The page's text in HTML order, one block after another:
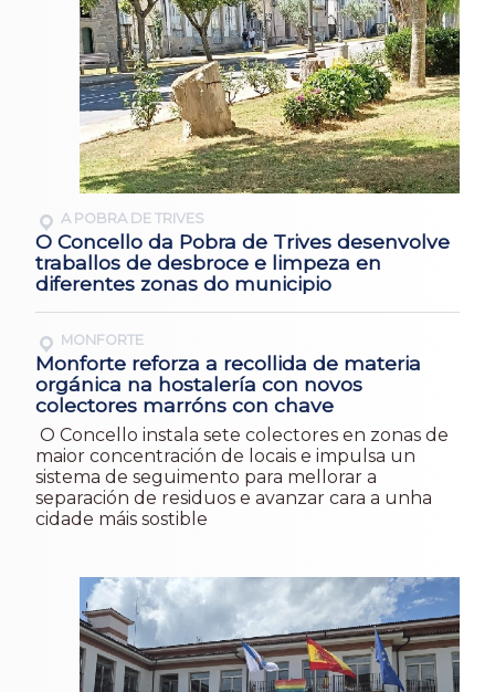
A POBRA DE TRIVES
O Concello da Pobra de Trives desenvolve
traballos de desbroce e limpeza en
diferentes zonas do municipio
MONFORTE
Monforte reforza a recollida de materia
orgánica na hostalería con novos
colectores marróns con chave
O Concello instala sete colectores en zonas de
maior concentración de locais e impulsa un
sistema de seguimento para mellorar a
separación de residuos e avanzar cara a unha
cidade máis sostible